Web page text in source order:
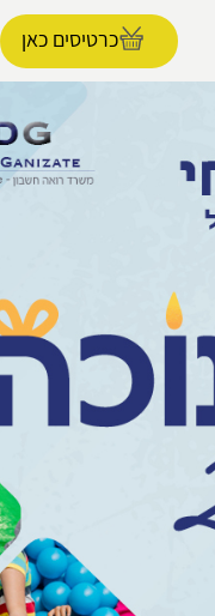
כרטיסים כאן